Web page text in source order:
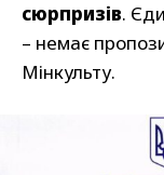
сюрпризів.
– немає
Мінкульту.